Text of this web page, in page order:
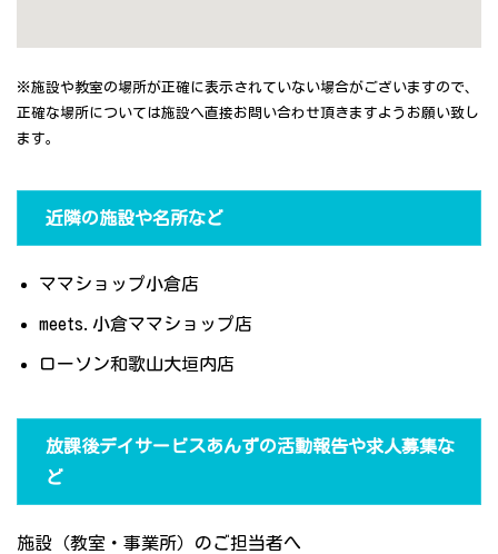
※施設や教室の場所が正確に表示されていない場合がございますので、
正確な場所については施設へ直接お問い合わせ頂きますようお願い致し
ます。
近隣の施設や名所など
ママショップ小倉店
meets.小倉ママショップ店
ローソン和歌山大垣内店
放課後デイサービスあんずの活動報告や求人募集な
ど
施設（教室・事業所）のご担当者へ